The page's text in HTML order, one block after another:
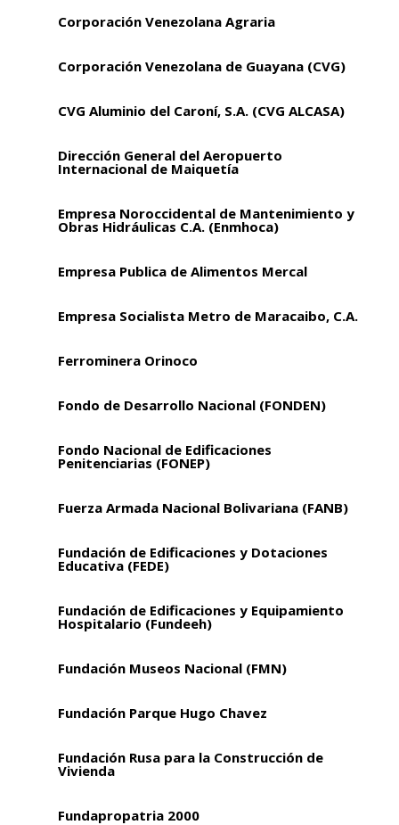
Corporación Venezolana Agraria
Corporación Venezolana de Guayana (CVG)
CVG Aluminio del Caroní, S.A. (CVG ALCASA)
Dirección General del Aeropuerto
Internacional de Maiquetía
Empresa Noroccidental de Mantenimiento y
Obras Hidráulicas C.A. (Enmhoca)
Empresa Publica de Alimentos Mercal
Empresa Socialista Metro de Maracaibo, C.A.
Ferrominera Orinoco
Fondo de Desarrollo Nacional (FONDEN)
Fondo Nacional de Edificaciones
Penitenciarias (FONEP)
Fuerza Armada Nacional Bolivariana (FANB)
Fundación de Edificaciones y Dotaciones
Educativa (FEDE)
Fundación de Edificaciones y Equipamiento
Hospitalario (Fundeeh)
Fundación Museos Nacional (FMN)
Fundación Parque Hugo Chavez
Fundación Rusa para la Construcción de
Vivienda
Fundapropatria 2000